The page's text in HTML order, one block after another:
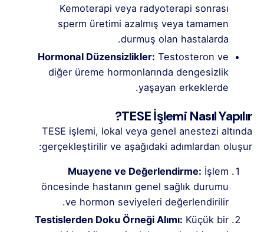
Kemoterapi veya radyoterapi sonrası
sperm üretimi azalmış veya tamamen
durmuş olan hastalarda.
Hormonal Düzensizlikler: Testosteron ve
diğer üreme hormonlarında dengesizlik
yaşayan erkeklerde.
TESE İşlemi Nasıl Yapılır?
TESE işlemi, lokal veya genel anestezi altında
gerçekleştirilir ve aşağıdaki adımlardan oluşur:
Muayene ve Değerlendirme: İşlem
öncesinde hastanın genel sağlık durumu
ve hormon seviyeleri değerlendirilir.
Testislerden Doku Örneği Alımı: Küçük bir